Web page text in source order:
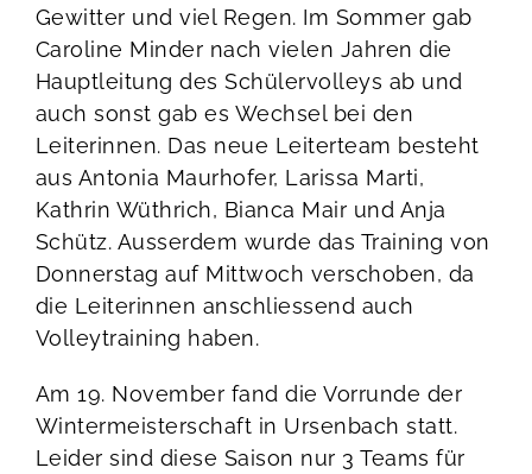
Gewitter und viel Regen. Im Sommer gab
Caroline Minder nach vielen Jahren die
Hauptleitung des Schülervolleys ab und
auch sonst gab es Wechsel bei den
Leiterinnen. Das neue Leiterteam besteht
aus Antonia Maurhofer, Larissa Marti,
Kathrin Wüthrich, Bianca Mair und Anja
Schütz. Ausserdem wurde das Training von
Donnerstag auf Mittwoch verschoben, da
die Leiterinnen anschliessend auch
Volleytraining haben.
Am 19. November fand die Vorrunde der
Wintermeisterschaft in Ursenbach statt.
Leider sind diese Saison nur 3 Teams für